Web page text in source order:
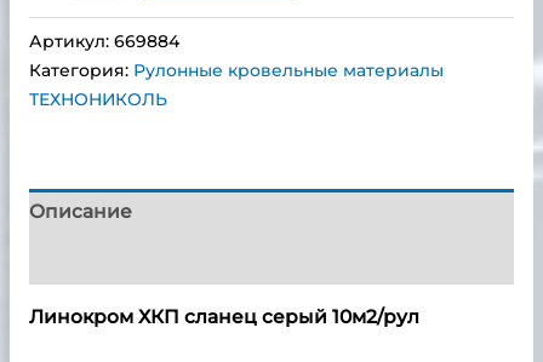
Артикул: 669884
Категория: Рулонные кровельные материалы
ТЕХНОНИКОЛЬ
Описание
Линокром ХКП сланец серый 10м2/рул